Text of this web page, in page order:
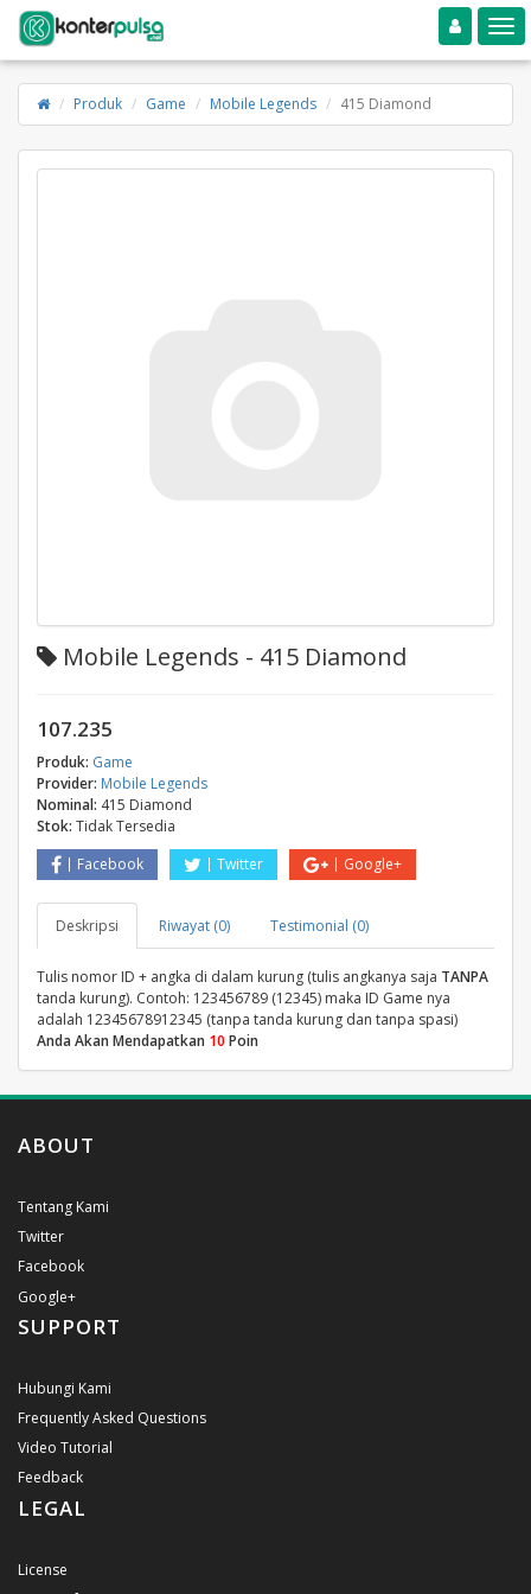
Toggle navigation
Produk Game Mobile Legends 415 Diamond
Mobile Legends - 415 Diamond
107.235
Produk: Game
Provider: Mobile Legends
Nominal: 415 Diamond
Stok: Tidak Tersedia
Facebook
Twitter Google+
Deskripsi Riwayat (0) Testimonial (0)
Tulis nomor ID + angka di dalam kurung (tulis angkanya saja TANPA
tanda kurung). Contoh: 123456789 (12345) maka ID Game nya
adalah 12345678912345 (tanpa tanda kurung dan tanpa spasi)
Anda Akan Mendapatkan 10 Poin
ABOUT
Tentang Kami
Twitter
Facebook
Google+
SUPPORT
Hubungi Kami
Frequently Asked Questions
Video Tutorial
Feedback
LEGAL
License